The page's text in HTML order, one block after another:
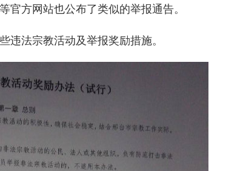
方网站也公布了类似的举报通告。
法宗教活动及举报奖励措施。